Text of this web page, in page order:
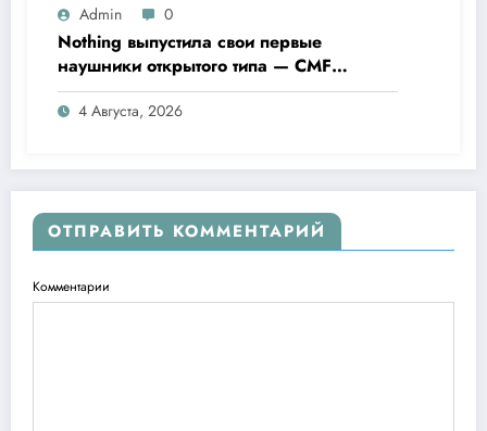
Admin 0
Nothing выпустила свои первые
наушники открытого типа — CMF
Clip Pro
4 Августа, 2026
ОТПРАВИТЬ КОММЕНТАРИЙ
Комментарии